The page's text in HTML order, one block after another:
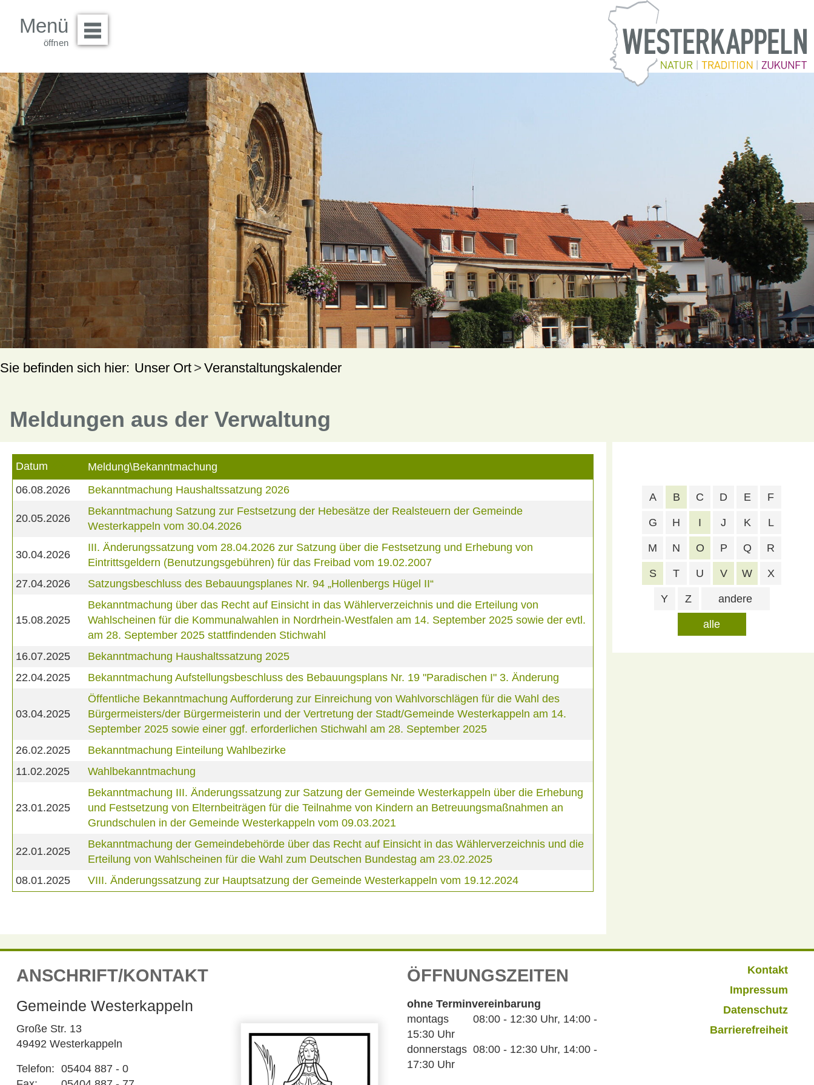
Menü
Unser Ort Veranstaltungskalender
Meldungen aus der Verwaltung
Datum
Meldung\Bekanntmachung
06.08.2026
Bekanntmachung Haushaltssatzung 2026
20.05.2026
Bekanntmachung Satzung zur Festsetzung der Hebesätze der Realsteuern der Gemeinde
Westerkappeln vom 30.04.2026
30.04.2026
III. Änderungssatzung vom 28.04.2026 zur Satzung über die Festsetzung und Erhebung von
Eintrittsgeldern (Benutzungsgebühren) für das Freibad vom 19.02.2007
27.04.2026
Satzungsbeschluss des Bebauungsplanes Nr. 94 „Hollenbergs Hügel II“
15.08.2025
Bekanntmachung über das Recht auf Einsicht in das Wählerverzeichnis und die Erteilung von
Wahlscheinen für die Kommunalwahlen in Nordrhein-Westfalen am 14. September 2025 sowie der evtl.
am 28. September 2025 stattfindenden Stichwahl
16.07.2025
Bekanntmachung Haushaltssatzung 2025
22.04.2025
Bekanntmachung Aufstellungsbeschluss des Bebauungsplans Nr. 19 "Paradischen I" 3. Änderung
03.04.2025
Öffentliche Bekanntmachung Aufforderung zur Einreichung von Wahlvorschlägen für die Wahl des
Bürgermeisters/der Bürgermeisterin und der Vertretung der Stadt/Gemeinde Westerkappeln am 14.
September 2025 sowie einer ggf. erforderlichen Stichwahl am 28. September 2025
26.02.2025
Bekanntmachung Einteilung Wahlbezirke
11.02.2025
Wahlbekanntmachung
23.01.2025
Bekanntmachung III. Änderungssatzung zur Satzung der Gemeinde Westerkappeln über die Erhebung
und Festsetzung von Elternbeiträgen für die Teilnahme von Kindern an Betreuungsmaßnahmen an
Grundschulen in der Gemeinde Westerkappeln vom 09.03.2021
22.01.2025
Bekanntmachung der Gemeindebehörde über das Recht auf Einsicht in das Wählerverzeichnis und die
Erteilung von Wahlscheinen für die Wahl zum Deutschen Bundestag am 23.02.2025
08.01.2025
VIII. Änderungssatzung zur Hauptsatzung der Gemeinde Westerkappeln vom 19.12.2024
alle
A B C D E F
G H I J K L
M N O P Q R
S T U V W X
Y Z andere
ANSCHRIFT/KONTAKT
Gemeinde Westerkappeln
Große Str. 13
49492 Westerkappeln
Telefon: 05404 887 - 0
ÖFFNUNGSZEITEN
ohne Terminvereinbarung
montags 08:00 - 12:30 Uhr, 14:00 -
15:30 Uhr
donnerstags 08:00 - 12:30 Uhr, 14:00 -
17:30 Uhr
Kontakt
Impressum
Datenschutz
Barrierefreiheit